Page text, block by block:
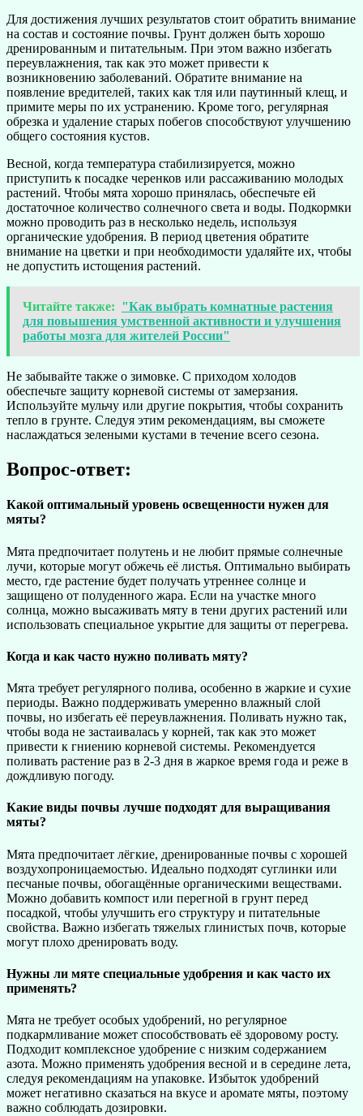
Для достижения лучших результатов стоит обратить внимание
на состав и состояние почвы. Грунт должен быть хорошо
дренированным и питательным. При этом важно избегать
переувлажнения, так как это может привести к
возникновению заболеваний. Обратите внимание на
появление вредителей, таких как тля или паутинный клещ, и
примите меры по их устранению. Кроме того, регулярная
обрезка и удаление старых побегов способствуют улучшению
общего состояния кустов.
Весной, когда температура стабилизируется, можно
приступить к посадке черенков или рассаживанию молодых
растений. Чтобы мята хорошо принялась, обеспечьте ей
достаточное количество солнечного света и воды. Подкормки
можно проводить раз в несколько недель, используя
органические удобрения. В период цветения обратите
внимание на цветки и при необходимости удаляйте их, чтобы
не допустить истощения растений.
Читайте также: "Как выбрать комнатные растения
для повышения умственной активности и улучшения
работы мозга для жителей России"
Не забывайте также о зимовке. С приходом холодов
обеспечьте защиту корневой системы от замерзания.
Используйте мульчу или другие покрытия, чтобы сохранить
тепло в грунте. Следуя этим рекомендациям, вы сможете
наслаждаться зелеными кустами в течение всего сезона.
Вопрос-ответ:
Какой оптимальный уровень освещенности нужен для
мяты?
Мята предпочитает полутень и не любит прямые солнечные
лучи, которые могут обжечь её листья. Оптимально выбирать
место, где растение будет получать утреннее солнце и
защищено от полуденного жара. Если на участке много
солнца, можно высаживать мяту в тени других растений или
использовать специальное укрытие для защиты от перегрева.
Когда и как часто нужно поливать мяту?
Мята требует регулярного полива, особенно в жаркие и сухие
периоды. Важно поддерживать умеренно влажный слой
почвы, но избегать её переувлажнения. Поливать нужно так,
чтобы вода не застаивалась у корней, так как это может
привести к гниению корневой системы. Рекомендуется
поливать растение раз в 2-3 дня в жаркое время года и реже в
дождливую погоду.
Какие виды почвы лучше подходят для выращивания
мяты?
Мята предпочитает лёгкие, дренированные почвы с хорошей
воздухопроницаемостью. Идеально подходят суглинки или
песчаные почвы, обогащённые органическими веществами.
Можно добавить компост или перегной в грунт перед
посадкой, чтобы улучшить его структуру и питательные
свойства. Важно избегать тяжелых глинистых почв, которые
могут плохо дренировать воду.
Нужны ли мяте специальные удобрения и как часто их
применять?
Мята не требует особых удобрений, но регулярное
подкармливание может способствовать её здоровому росту.
Подходит комплексное удобрение с низким содержанием
азота. Можно применять удобрения весной и в середине лета,
следуя рекомендациям на упаковке. Избыток удобрений
может негативно сказаться на вкусе и аромате мяты, поэтому
важно соблюдать дозировки.